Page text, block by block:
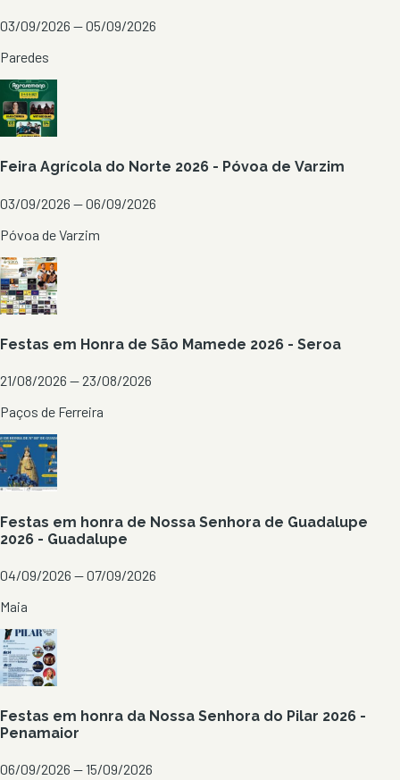
03/09/2026 — 05/09/2026
Paredes
Feira Agrícola do Norte 2026 - Póvoa de Varzim
03/09/2026 — 06/09/2026
Póvoa de Varzim
Festas em Honra de São Mamede 2026 - Seroa
21/08/2026 — 23/08/2026
Paços de Ferreira
Festas em honra de Nossa Senhora de Guadalupe
2026 - Guadalupe
04/09/2026 — 07/09/2026
Maia
Festas em honra da Nossa Senhora do Pilar 2026 -
Penamaior
06/09/2026 — 15/09/2026